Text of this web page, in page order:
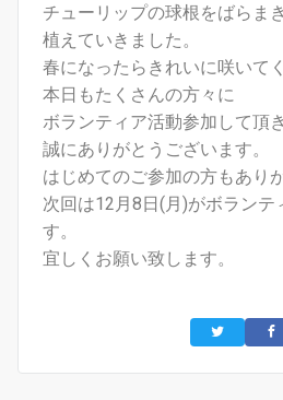
チューリップの球根をばらま
植えていきました。
春になったらきれいに咲いて
本日もたくさんの方々に
ボランティア活動参加して頂
誠にありがとうございます。
はじめてのご参加の方もあり
次回は12月8日(月)がボランテ
す。
宜しくお願い致します。